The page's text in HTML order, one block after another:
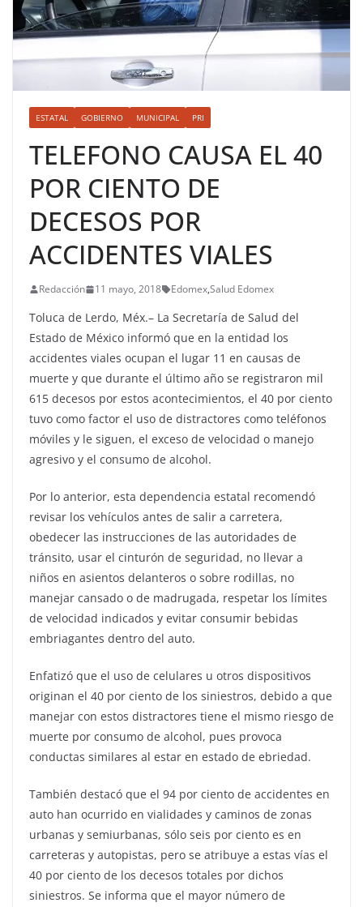
ESTATAL GOBIERNO MUNICIPAL PRI
TELEFONO CAUSA EL 40
POR CIENTO DE
DECESOS POR
ACCIDENTES VIALES
Redacción 11 mayo, 2018 Edomex,Salud Edomex
Toluca de Lerdo, Méx.– La Secretaría de Salud del
Estado de México informó que en la entidad los
accidentes viales ocupan el lugar 11 en causas de
muerte y que durante el último año se registraron mil
615 decesos por estos acontecimientos, el 40 por ciento
tuvo como factor el uso de distractores como teléfonos
móviles y le siguen, el exceso de velocidad o manejo
agresivo y el consumo de alcohol.
Por lo anterior, esta dependencia estatal recomendó
revisar los vehículos antes de salir a carretera,
obedecer las instrucciones de las autoridades de
tránsito, usar el cinturón de seguridad, no llevar a
niños en asientos delanteros o sobre rodillas, no
manejar cansado o de madrugada, respetar los límites
de velocidad indicados y evitar consumir bebidas
embriagantes dentro del auto.
Enfatizó que el uso de celulares u otros dispositivos
originan el 40 por ciento de los siniestros, debido a que
manejar con estos distractores tiene el mismo riesgo de
muerte por consumo de alcohol, pues provoca
conductas similares al estar en estado de ebriedad.
También destacó que el 94 por ciento de accidentes en
auto han ocurrido en vialidades y caminos de zonas
urbanas y semiurbanas, sólo seis por ciento es en
carreteras y autopistas, pero se atribuye a estas vías el
40 por ciento de los decesos totales por dichos
siniestros. Se informa que el mayor número de